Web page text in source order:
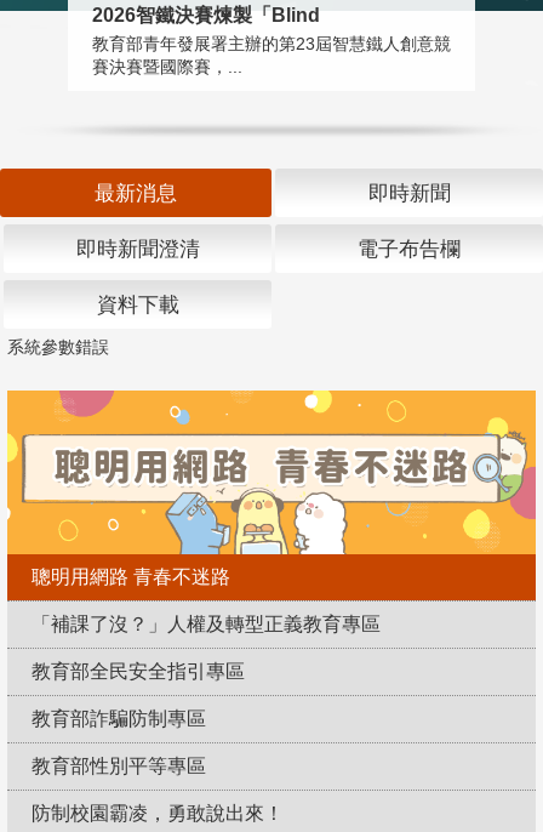
2026智鐵決賽煉製「Blind
教育部青年發展署主辦的第23屆智慧鐵人創意競
賽決賽暨國際賽，...
最新消息 即時新聞
即時新聞澄清 電子布告欄
資料下載
系統參數錯誤
聰明用網路 青春不迷路
「補課了沒？」人權及轉型正義教育專區
教育部全民安全指引專區
教育部詐騙防制專區
教育部性別平等專區
防制校園霸凌，勇敢說出來！